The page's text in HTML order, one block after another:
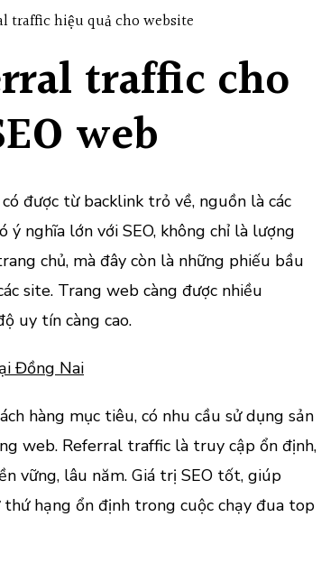
traffic hiệu quả cho website
traffic cho
web
được từ backlink trỏ về, nguồn là các
nghĩa lớn với SEO, không chỉ là lượng
chủ, mà đây còn là những phiếu bầu
site. Trang web càng được nhiều
uy tín càng cao.
Đồng Nai
hàng mục tiêu, có nhu cầu sử dụng sản
web. Referral traffic là truy cập ổn định,
vững, lâu năm. Giá trị SEO tốt, giúp
hạng ổn định trong cuộc chạy đua top